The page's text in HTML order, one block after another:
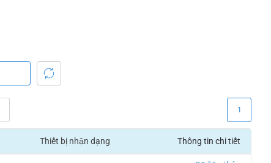
1
Thiết bị nhận dạng Thông tin chi tiết